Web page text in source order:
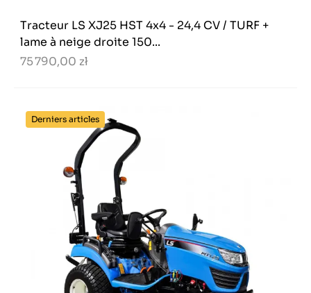
Tracteur LS XJ25 HST 4x4 - 24,4 CV / TURF +
lame à neige droite 150...
75 790,00 zł
Derniers articles